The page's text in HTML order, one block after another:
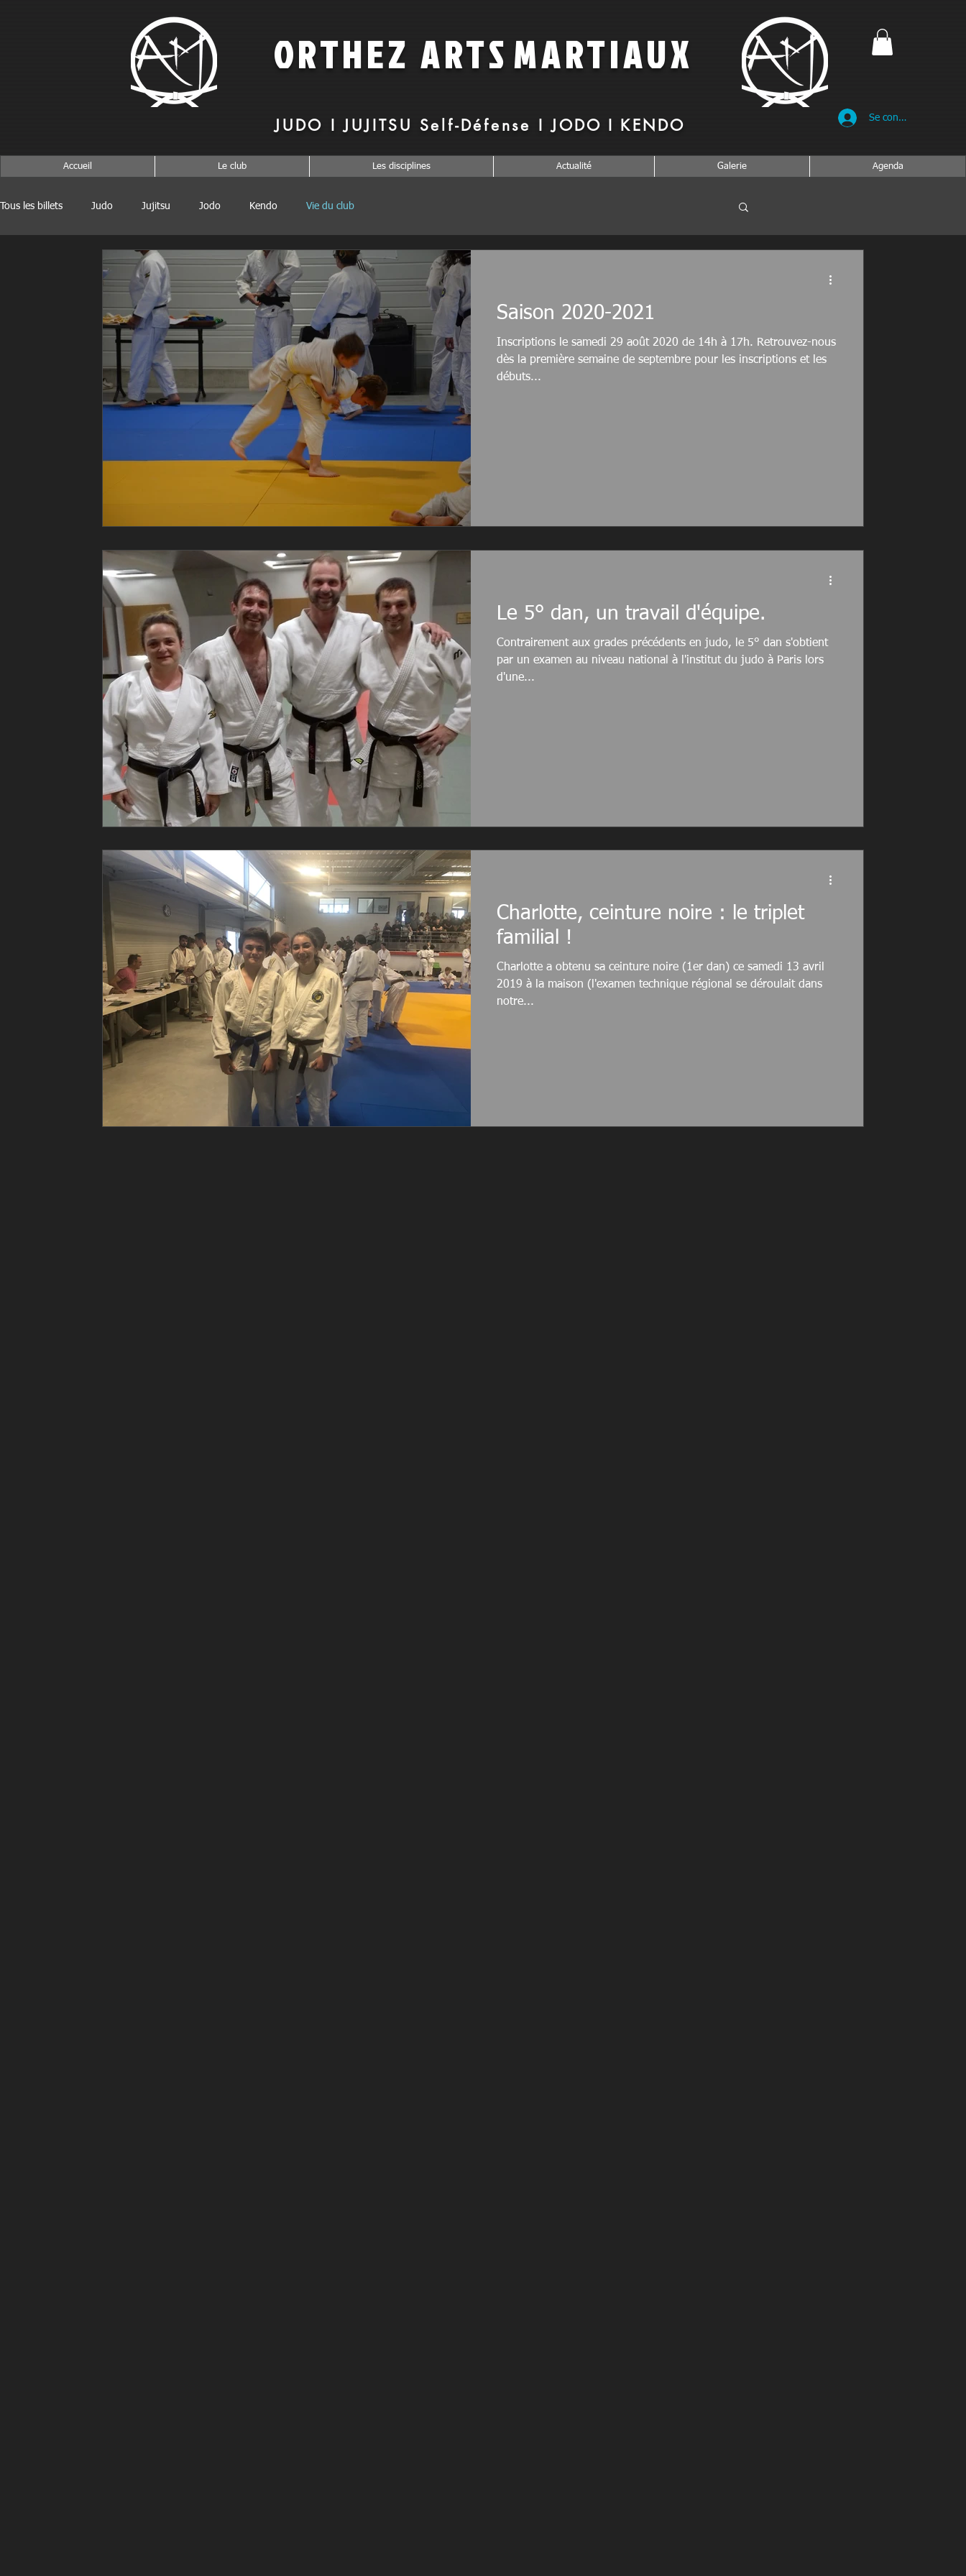
ORTHEZARTSMARTIAUX
JUDO I JUJITSU Self-Défense IJODO I KENDO Se connecter
Accueil Le club Les disciplines Actualité Galerie Agenda
Tous les billets Judo Jujitsu Jodo Kendo Vie du club
Saison 2020-2021
Inscriptions le samedi 29 août 2020 de 14h à 17h. Retrouvez-nous
dès la première semaine de septembre pour les inscriptions et les
débuts...
Le 5° dan, un travail d'équipe.
Contrairement aux grades précédents en judo, le 5° dan s'obtient
par un examen au niveau national à l'institut du judo à Paris lors
d'une...
Charlotte, ceinture noire : le triplet
familial !
Charlotte a obtenu sa ceinture noire (1er dan) ce samedi 13 avril
2019 à la maison (l'examen technique régional se déroulait dans
notre...